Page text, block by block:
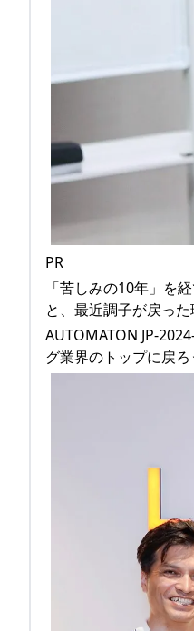
PR
「苦しみの10年」を
と、最近調子が戻っ
AUTOMATON JP-
グ業界のトップに戻